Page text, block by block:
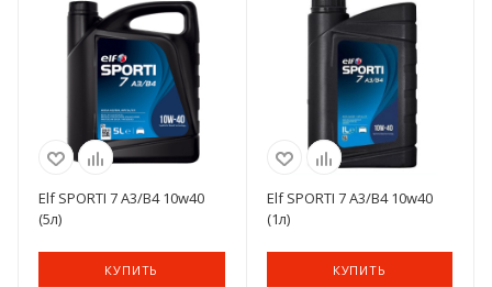
Elf SPORTI 7 A3/B4 10w40
(5л)
КУПИТЬ
Elf SPORTI 7 A3/B4 10w40
(1л)
КУПИТЬ